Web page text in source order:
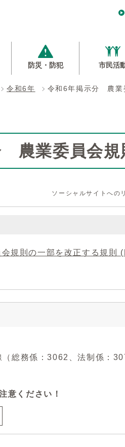
防災・防犯 市民活
令和6年 令和6年掲示分 農業
農業委員会規
ソーシャルサイトへの
規則の一部を改正する規則
総務係：3062、法制係：
意ください！